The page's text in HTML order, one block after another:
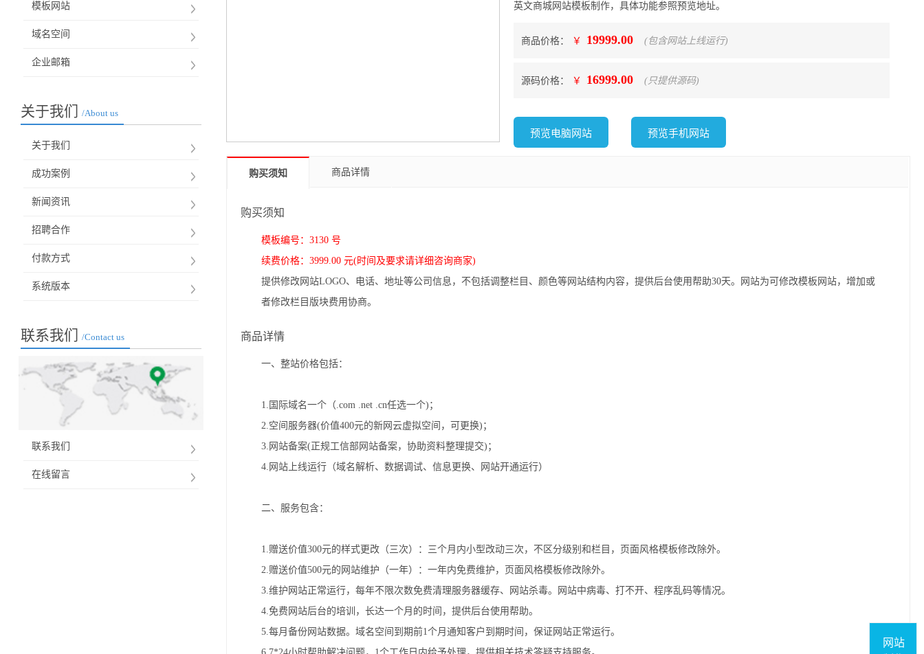
网站
模板网站
域名空间
企业邮箱
关于我们 /About us
关于我们
成功案例
新闻资讯
招聘合作
付款方式
系统版本
联系我们 /Contact us
联系我们
在线留言
英文商城网站模板制作，具体功能参照预览地址。
商品价格： ￥ 19999.00 (包含网站上线运行)
源码价格： ￥ 16999.00 (只提供源码)
预览电脑网站 预览手机网站
购买须知 商品详情
购买须知
模板编号：3130 号
续费价格：3999.00 元(时间及要求请详细咨询商家)
提供修改网站LOGO、电话、地址等公司信息，不包括调整栏目、颜色等网站结构内容，提供后台使用帮助30天。网站为可修改模板网站，增加或
者修改栏目版块费用协商。
商品详情
一、整站价格包括：
1.国际域名一个（.com .net .cn任选一个)；
2.空间服务器(价值400元的新网云虚拟空间，可更换)；
3.网站备案(正规工信部网站备案，协助资料整理提交)；
4.网站上线运行（域名解析、数据调试、信息更换、网站开通运行）
二、服务包含：
1.赠送价值300元的样式更改（三次）：三个月内小型改动三次，不区分级别和栏目，页面风格模板修改除外。
2.赠送价值500元的网站维护（一年）：一年内免费维护，页面风格模板修改除外。
3.维护网站正常运行，每年不限次数免费清理服务器缓存、网站杀毒。网站中病毒、打不开、程序乱码等情况。
4.免费网站后台的培训，长达一个月的时间，提供后台使用帮助。
5.每月备份网站数据。域名空间到期前1个月通知客户到期时间，保证网站正常运行。